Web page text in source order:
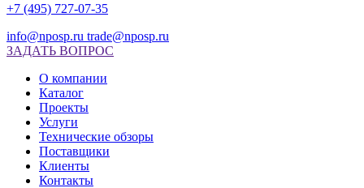
+7 (495) 727-07-35
info@nposp.ru trade@nposp.ru
ЗАДАТЬ ВОПРОС
О компании
Каталог
Проекты
Услуги
Технические обзоры
Поставщики
Клиенты
Контакты